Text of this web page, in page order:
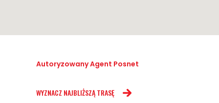
Autoryzowany Agent Posnet
WYZNACZ NAJBLIŻSZĄ TRASĘ